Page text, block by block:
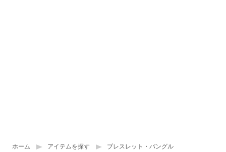
ホーム アイテムを探す
ブレスレット・バングル